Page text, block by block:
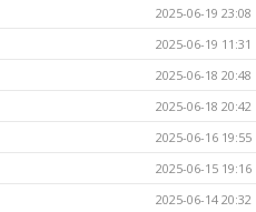
2025-06-19 23:08
2025-06-19 11:31
2025-06-18 20:48
2025-06-18 20:42
2025-06-16 19:55
2025-06-15 19:16
2025-06-14 20:32